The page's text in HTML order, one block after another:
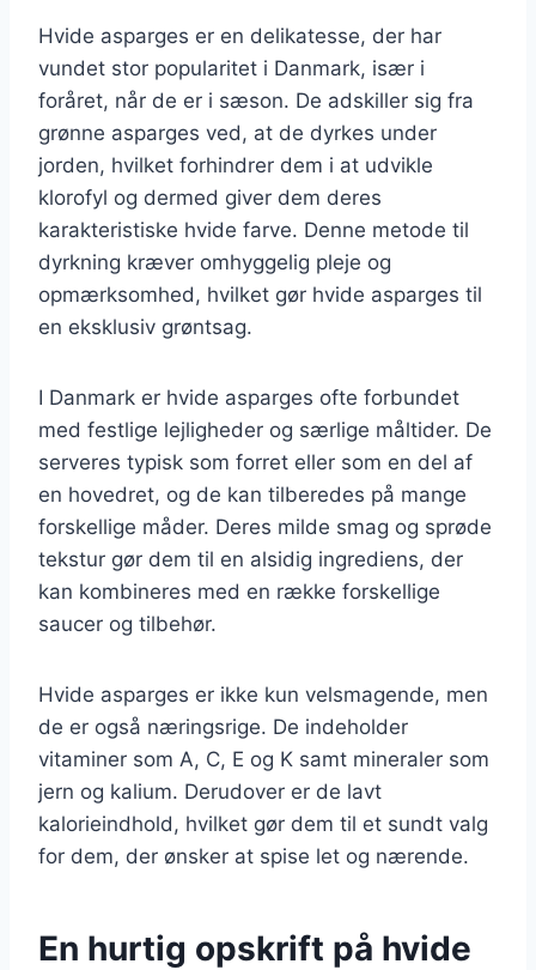
Hvide asparges er en delikatesse, der har
vundet stor popularitet i Danmark, især i
foråret, når de er i sæson. De adskiller sig fra
grønne asparges ved, at de dyrkes under
jorden, hvilket forhindrer dem i at udvikle
klorofyl og dermed giver dem deres
karakteristiske hvide farve. Denne metode til
dyrkning kræver omhyggelig pleje og
opmærksomhed, hvilket gør hvide asparges til
en eksklusiv grøntsag.
I Danmark er hvide asparges ofte forbundet
med festlige lejligheder og særlige måltider. De
serveres typisk som forret eller som en del af
en hovedret, og de kan tilberedes på mange
forskellige måder. Deres milde smag og sprøde
tekstur gør dem til en alsidig ingrediens, der
kan kombineres med en række forskellige
saucer og tilbehør.
Hvide asparges er ikke kun velsmagende, men
de er også næringsrige. De indeholder
vitaminer som A, C, E og K samt mineraler som
jern og kalium. Derudover er de lavt
kalorieindhold, hvilket gør dem til et sundt valg
for dem, der ønsker at spise let og nærende.
En hurtig opskrift på hvide